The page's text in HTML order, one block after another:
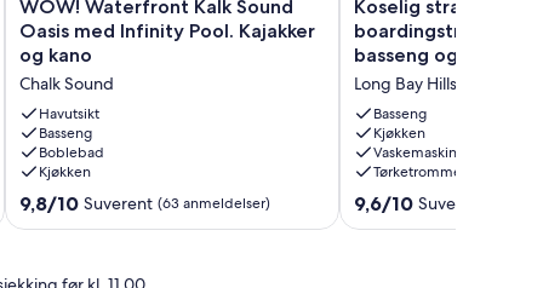
Waterfront
Sound
Oasis
med
Infinity
Pool.
Kajakker
og
WOW! Waterfront Kalk Sound
Oasis med Infinity Pool. Kajakker
og kano
Chalk Sound
Havutsikt
Basseng
Boblebad
Kjøkken
9.8
9,8/10 Suverent (63 anmeldelser)
strandhus
på
kite
boardingstrand,
w
/
privat
basseng
og
Koselig strandhus
boardingstrand, w /
basseng og kajakk.
Long Bay Hills
Basseng
Kjøkken
Vaskemaskin
Tørketrommel
9.6
9,6/10 Suverent